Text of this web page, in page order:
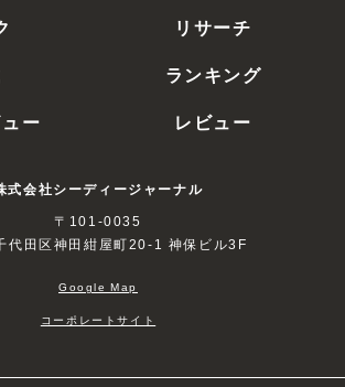
リサーチ
ランキング
ー
レビュー
式会社シーディージャーナル
〒101-0035
代田区神田紺屋町20-1 神保ビル3F
Google Map
コーポレートサイト